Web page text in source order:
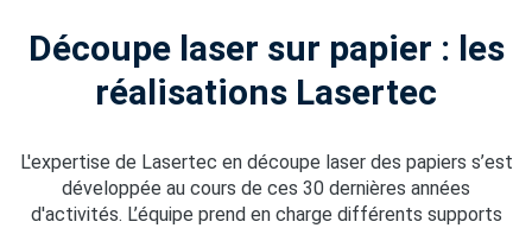
Découpe laser sur papier : les
réalisations Lasertec
L'expertise de Lasertec en découpe laser des papiers s’est
développée au cours de ces 30 dernières années
d'activités. L’équipe prend en charge différents supports